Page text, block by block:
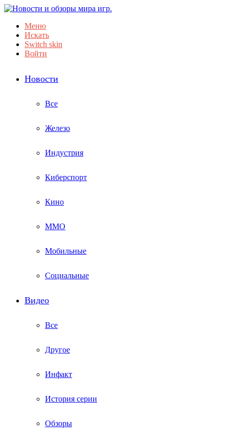
Меню
Искать
Switch skin
Войти
Новости
Все
Железо
Индустрия
Киберспорт
Кино
ММО
Мобильные
Социальные
Видео
Все
Другое
Инфакт
История серии
Обзоры